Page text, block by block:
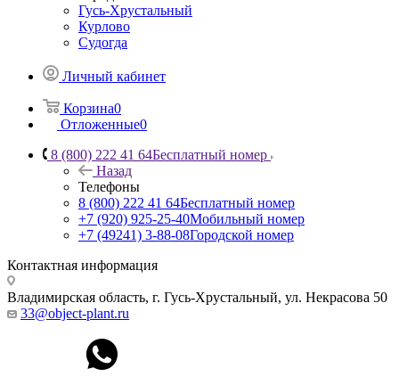
Гусь-Хрустальный
Курлово
Судогда
Личный кабинет
Корзина0
Отложенные0
8 (800) 222 41 64Бесплатный номер
Назад
Телефоны
8 (800) 222 41 64Бесплатный номер
+7 (920) 925-25-40Мобильный номер
+7 (49241) 3-88-08Городской номер
Контактная информация
Владимирская область, г. Гусь-Хрустальный, ул. Некрасова 50
33@object-plant.ru